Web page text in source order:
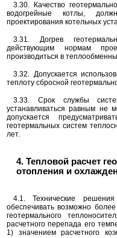
3.30. Качество
водогрейные котлы,
проектирования котельных
3.31. Догрев
действующим нормам
производиться в
3.32. Допускается
теплоту сбросной
3.33. Срок службы
устанавливаться равным не
допускается
геотермальных систем
лет.
4. Тепловой расчет
отопления и
4.1. Технические
обеспечивать возможно
геотермального
расчетного перепада его
1) значением расчетного